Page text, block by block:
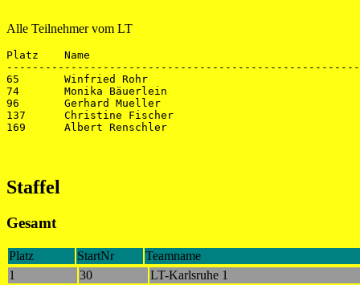
Alle Teilnehmer vom LT
Platz    Name
65       Winfried Rohr
74       Monika Bäuerlein
96       Gerhard Mueller
137      Christine Fischer
Staffel
Gesamt
Platz StartNr
Teamname
1
30
LT-Karlsruhe 1